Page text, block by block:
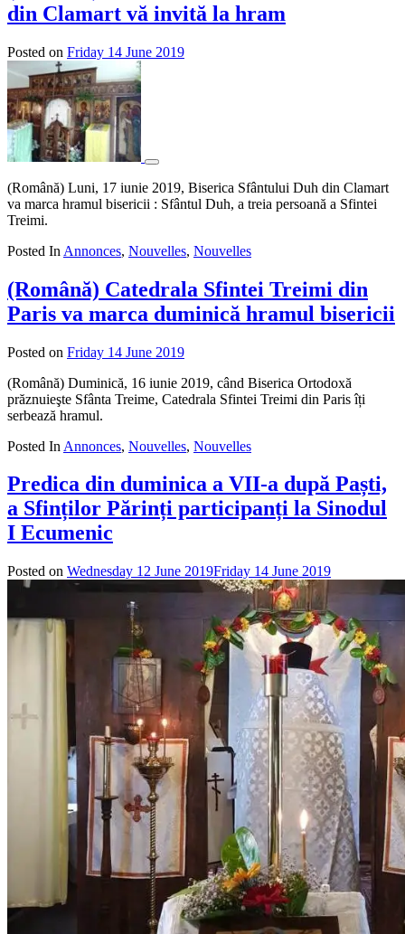
din Clamart vă invită la hram
Posted on Friday 14 June 2019
(Română) Luni, 17 iunie 2019, Biserica Sfântului Duh din Clamart
va marca hramul bisericii : Sfântul Duh, a treia persoană a Sfintei
Treimi.
Posted In Annonces, Nouvelles, Nouvelles
(Română) Catedrala Sfintei Treimi din
Paris va marca duminică hramul bisericii
Posted on Friday 14 June 2019
(Română) Duminică, 16 iunie 2019, când Biserica Ortodoxă
prăznuieşte Sfânta Treime, Catedrala Sfintei Treimi din Paris îți
serbează hramul.
Posted In Annonces, Nouvelles, Nouvelles
Predica din duminica a VII-a după Paști,
a Sfinților Părinți participanți la Sinodul
I Ecumenic
Posted on Wednesday 12 June 2019Friday 14 June 2019